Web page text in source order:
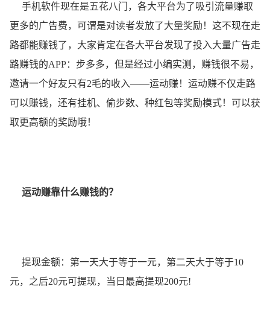
手机软件现在是五花八门，各大平台为了吸引流量赚取
更多的广告费，可谓是对读者发放了大量奖励！这不现在走
路都能赚钱了，大家肯定在各大平台发现了投入大量广告走
路赚钱的APP：步多多，但是经过小编实测，赚钱很不易，
邀请一个好友只有2毛的收入——运动赚！运动赚不仅走路
可以赚钱，还有挂机、偷步数、种红包等奖励模式！可以获
取更高额的奖励哦！
运动赚靠什么赚钱的？
提现金额：第一天大于等于一元，第二天大于等于10
元，之后20元可提现，当日最高提现200元!